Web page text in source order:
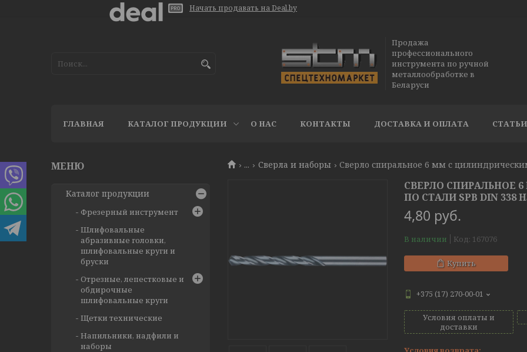
Начать продавать на Deal.by
Продажа
профессионального
инструмента по ручной
металлообработке в
Беларуси
ГЛАВНАЯ КАТАЛОГ ПРОДУКЦИИ О НАС КОНТАКТЫ ДОСТАВКА И ОПЛАТА СТАТЬИ
... Сверла и наборы
СВЕРЛО СПИРАЛЬНОЕ
ПО СТАЛИ SPB DIN 338
4,80 руб.
В наличии Код: 167076
Купить
+375 (17) 270-00-01
Условия оплаты и
доставки
Каталог продукции
Фрезерный инструмент
Шлифовальные
абразивные головки,
шлифовальные круги и
бруски
Отрезные, лепестковые и
обдирочные
шлифовальные круги
Щетки технические
Напильники, надфили и
наборы